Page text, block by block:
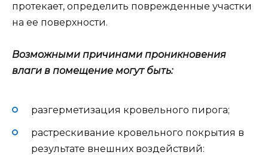
протекает, определить поврежденные участки
на ее поверхности.
Возможными причинами проникновения
влаги в помещение могут быть:
разгерметизация кровельного пирога;
растрескивание кровельного покрытия в
результате внешних воздействий: